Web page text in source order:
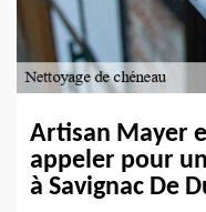
Artisan Mayer
appeler pour
à Savignac De